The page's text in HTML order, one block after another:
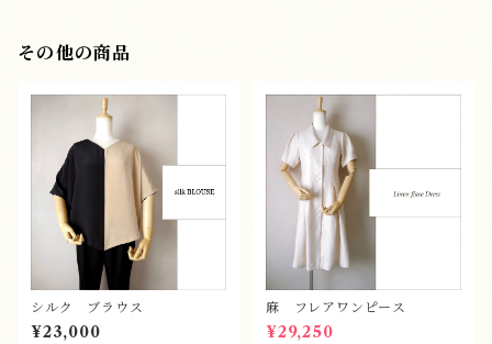
その他の商品
シルク ブラウス
¥23,000
麻 フレアワンピース
¥29,250